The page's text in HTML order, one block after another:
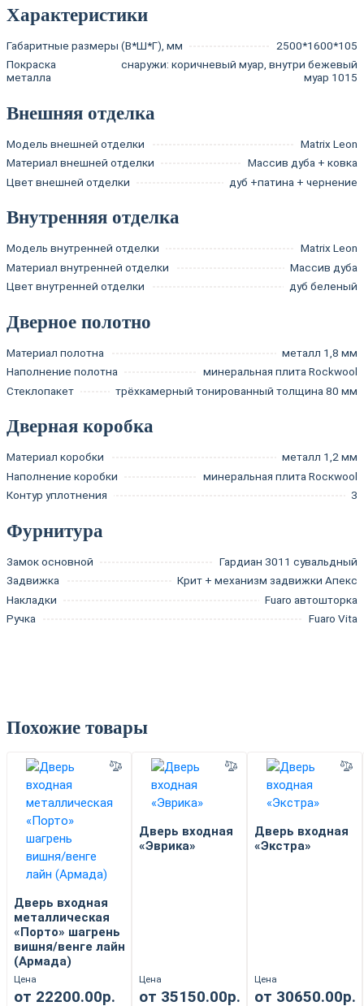
Характеристики
Габаритные размеры (В*Ш*Г), мм
2500*1600*105
Покраска
металла
снаружи: коричневый муар, внутри бежевый
муар 1015
Внешняя отделка
Модель внешней отделки
Matrix Leon
Материал внешней отделки
Массив дуба + ковка
Цвет внешней отделки
дуб +патина + чернение
Внутренняя отделка
Модель внутренней отделки
Matrix Leon
Материал внутренней отделки
Массив дуба
Цвет внутренней отделки
дуб беленый
Дверное полотно
Материал полотна
металл 1,8 мм
Наполнение полотна
минеральная плита Rockwool
Стеклопакет
трёхкамерный тонированный толщина 80 мм
Дверная коробка
Материал коробки
металл 1,2 мм
Наполнение коробки
минеральная плита Rocкwool
Контур уплотнения
3
Фурнитура
Замок основной
Гардиан 3011 сувальдный
Задвижка
Крит + механизм задвижки Апекс
Накладки
Fuaro автошторка
Ручка
Fuaro Vita
Похожие товары
Дверь входная
металлическая
«Порто» шагрень
вишня/венге лайн
(Армада)
Цена
от 22200.00р.
Дверь входная
«Эврика»
Цена
от 35150.00р.
Дверь входная
«Экстра»
Цена
от 30650.00р.